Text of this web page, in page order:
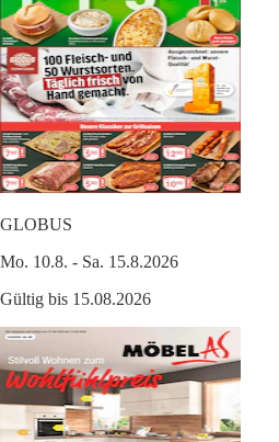
GLOBUS
Mo. 10.8. - Sa. 15.8.2026
Gültig bis 15.08.2026